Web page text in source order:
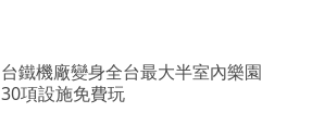
台鐵機廠變身全台最大半室內樂園
30項設施免費玩